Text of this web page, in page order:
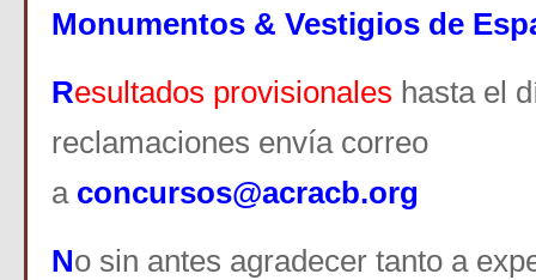
Monumentos & Vestigios de
Resultados provisionales hasta el
reclamaciones envía correo
a concursos@acracb.org
No sin antes agradecer tanto a